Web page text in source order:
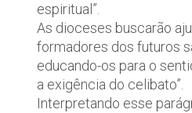
espiritual”.
As dioceses buscarão
formadores dos futuros
educando-os para o
a exigência do celibato”.
Interpretando esse